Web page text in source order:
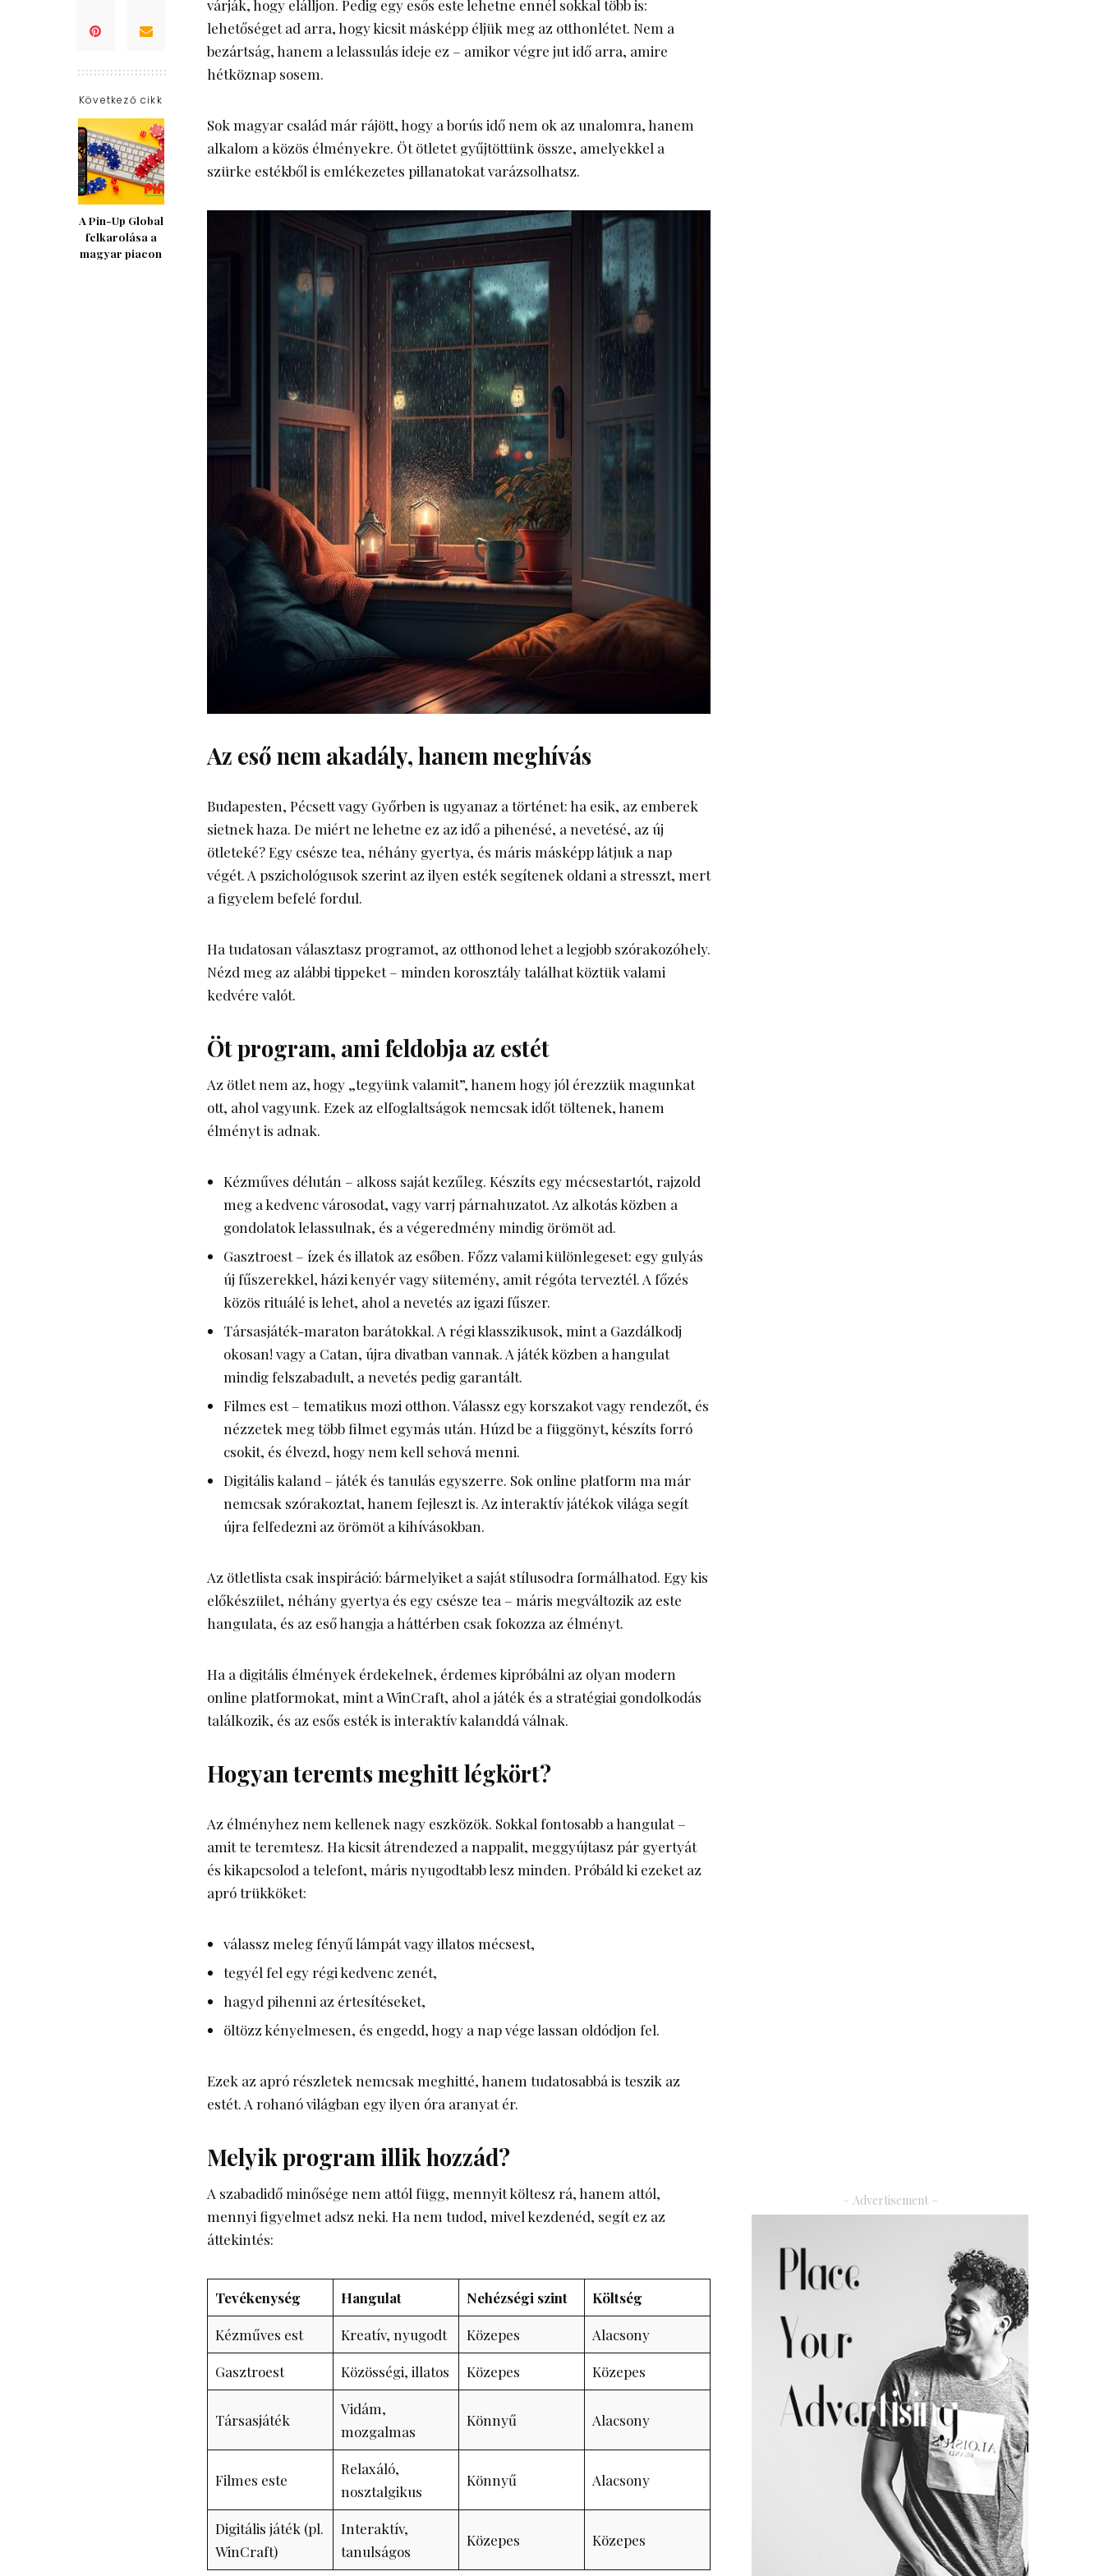
Következő cikk
A Pin-Up Global
felkarolása a
magyar piacon
várják, hogy elálljon. Pedig egy esős este lehetne ennél sokkal több is:
lehetőséget ad arra, hogy kicsit másképp éljük meg az otthonlétet. Nem a
bezártság, hanem a lelassulás ideje ez – amikor végre jut idő arra, amire
hétköznap sosem.
Sok magyar család már rájött, hogy a borús idő nem ok az unalomra, hanem
alkalom a közös élményekre. Öt ötletet gyűjtöttünk össze, amelyekkel a
szürke estékből is emlékezetes pillanatokat varázsolhatsz.
Az eső nem akadály, hanem meghívás
Budapesten, Pécsett vagy Győrben is ugyanaz a történet: ha esik, az emberek
sietnek haza. De miért ne lehetne ez az idő a pihenésé, a nevetésé, az új
ötleteké? Egy csésze tea, néhány gyertya, és máris másképp látjuk a nap
végét. A pszichológusok szerint az ilyen esték segítenek oldani a stresszt, mert
a figyelem befelé fordul.
Ha tudatosan választasz programot, az otthonod lehet a legjobb szórakozóhely.
Nézd meg az alábbi tippeket – minden korosztály találhat köztük valami
kedvére valót.
Öt program, ami feldobja az estét
Az ötlet nem az, hogy „tegyünk valamit”, hanem hogy jól érezzük magunkat
ott, ahol vagyunk. Ezek az elfoglaltságok nemcsak időt töltenek, hanem
élményt is adnak.
Kézműves délután – alkoss saját kezűleg. Készíts egy mécsestartót, rajzold
meg a kedvenc városodat, vagy varrj párnahuzatot. Az alkotás közben a
gondolatok lelassulnak, és a végeredmény mindig örömöt ad.
Gasztroest – ízek és illatok az esőben. Főzz valami különlegeset: egy gulyás
új fűszerekkel, házi kenyér vagy sütemény, amit régóta terveztél. A főzés
közös rituálé is lehet, ahol a nevetés az igazi fűszer.
Társasjáték-maraton barátokkal. A régi klasszikusok, mint a Gazdálkodj
okosan! vagy a Catan, újra divatban vannak. A játék közben a hangulat
mindig felszabadult, a nevetés pedig garantált.
Filmes est – tematikus mozi otthon. Válassz egy korszakot vagy rendezőt, és
nézzetek meg több filmet egymás után. Húzd be a függönyt, készíts forró
csokit, és élvezd, hogy nem kell sehová menni.
Digitális kaland – játék és tanulás egyszerre. Sok online platform ma már
nemcsak szórakoztat, hanem fejleszt is. Az interaktív játékok világa segít
újra felfedezni az örömöt a kihívásokban.
Az ötletlista csak inspiráció: bármelyiket a saját stílusodra formálhatod. Egy kis
előkészület, néhány gyertya és egy csésze tea – máris megváltozik az este
hangulata, és az eső hangja a háttérben csak fokozza az élményt.
Ha a digitális élmények érdekelnek, érdemes kipróbálni az olyan modern
online platformokat, mint aWinCraft, ahol a játék és a stratégiai gondolkodás
találkozik, és az esős esték is interaktív kalanddá válnak.
Hogyan teremts meghitt légkört?
Az élményhez nem kellenek nagy eszközök. Sokkal fontosabb a hangulat –
amit te teremtesz. Ha kicsit átrendezed a nappalit, meggyújtasz pár gyertyát
és kikapcsolod a telefont, máris nyugodtabb lesz minden. Próbáld ki ezeket az
apró trükköket:
válassz meleg fényű lámpát vagy illatos mécsest,
tegyél fel egy régi kedvenc zenét,
hagyd pihenni az értesítéseket,
öltözz kényelmesen, és engedd, hogy a nap vége lassan oldódjon fel.
Ezek az apró részletek nemcsak meghitté, hanem tudatosabbá is teszik az
estét. A rohanó világban egy ilyen óra aranyat ér.
Melyik program illik hozzád?
A szabadidő minősége nem attól függ, mennyit költesz rá, hanem attól,
mennyi figyelmet adsz neki. Ha nem tudod, mivel kezdenéd, segít ez az
áttekintés:
Tevékenység Hangulat Nehézségi szint Költség
Kézműves est Kreatív, nyugodt Közepes Alacsony
Gasztroest Közösségi, illatos Közepes Közepes
Társasjáték
Vidám,
mozgalmas
Könnyű Alacsony
Filmes este
Relaxáló,
nosztalgikus
Könnyű Alacsony
Digitális játék (pl.
WinCraft)
Interaktív,
tanulságos
Közepes Közepes
– Advertisement –